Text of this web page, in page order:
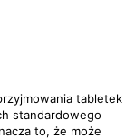
tabletek
standardowego
to, że może